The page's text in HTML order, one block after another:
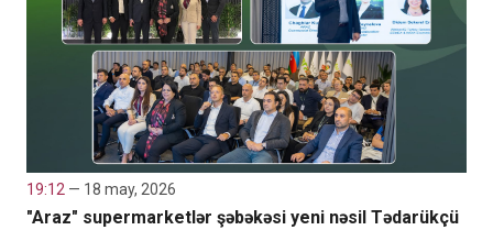
19:12 — 18 may, 2026
"Araz" supermarketlər şəbəkəsi yeni nəsil Tədarükçü